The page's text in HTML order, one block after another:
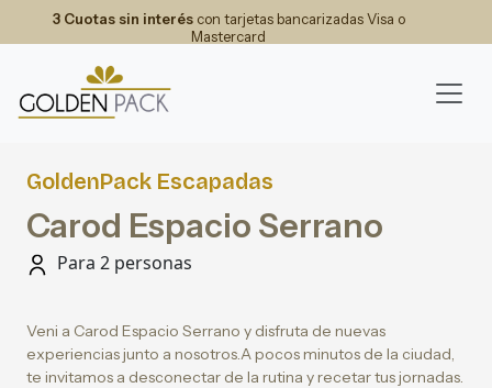
3 Cuotas sin interéscon tarjetas bancarizadas Visa o
Mastercard
GoldenPack Escapadas
Carod Espacio Serrano
Para 2 personas
Veni a Carod Espacio Serrano y disfruta de nuevas
experiencias junto a nosotros.A pocos minutos de la ciudad,
te invitamos a desconectar de la rutina y recetar tus jornadas.